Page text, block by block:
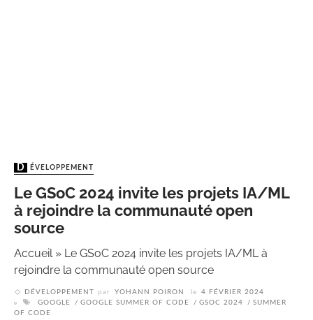
DÉVELOPPEMENT
Le GSoC 2024 invite les projets IA/ML
à rejoindre la communauté open
source
Accueil» Le GSoC 2024 invite les projets IA/ML à
rejoindre la communauté open source
DÉVELOPPEMENT par YOHANN POIRON le
4 FÉVRIER 2024
GOOGLE
GOOGLE SUMMER OF CODE GSOC 2024
SUMMER
OF CODE